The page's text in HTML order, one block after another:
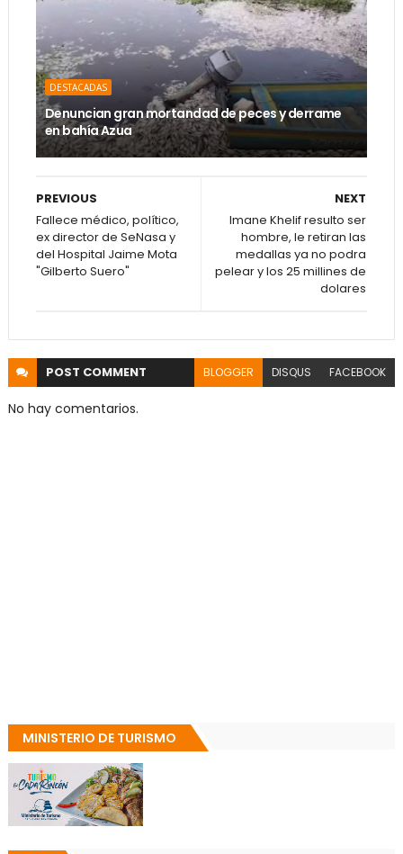
DESTACADAS
Denuncian gran mortandad de peces y derrame
en bahía Azua
NEXT
Imane Khelif resulto ser
hombre, le retiran las
medallas ya no podra
pelear y los 25 millines de
dolares
PREVIOUS
Fallece médico, político,
ex director de SeNasa y
del Hospital Jaime Mota
"Gilberto Suero"
POST COMMENT BLOGGER DISQUS FACEBOOK
No hay comentarios.
MINISTERIO DE TURISMO